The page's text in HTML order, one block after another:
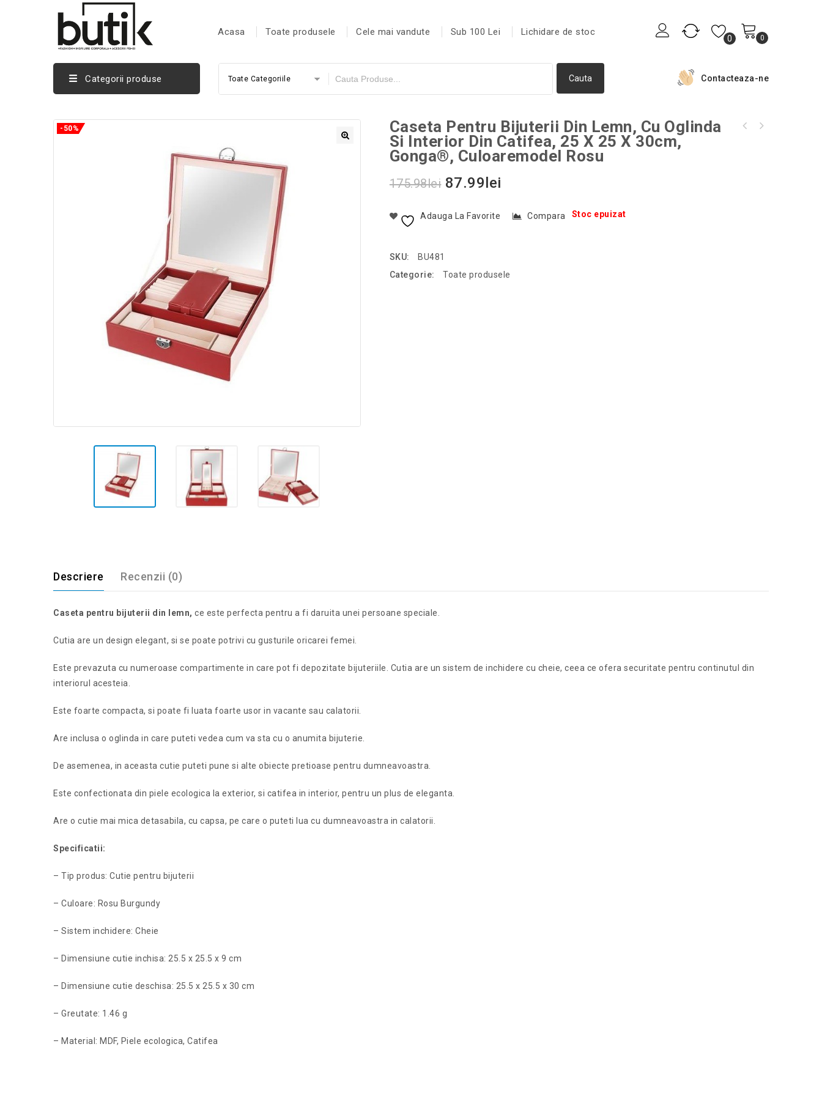
Acasa Toate produsele Cele mai vandute Sub 100 Lei Lichidare de stoc
0 0
Categorii produse Toate Categoriile Contacteaza-ne
-50%
Caseta Pentru Bijuterii Din Lemn, Cu Oglinda
Si Interior Din Catifea, 25 X 25 X 30cm,
Gonga®, Culoaremodel Rosu
175.98lei 87.99 lei
Stoc epuizat
Adauga La Favorite Compara
SKU:
BU481
Categorie:
Toate produsele
Descriere Recenzii (0)
Caseta pentru bijuterii din lemn, ce este perfecta pentru a fi daruita unei persoane speciale.
Cutia are un design elegant, si se poate potrivi cu gusturile oricarei femei.
Este prevazuta cu numeroase compartimente in care pot fi depozitate bijuteriile. Cutia are un sistem de inchidere cu cheie, ceea ce ofera securitate pentru continutul din
interiorul acesteia.
Este foarte compacta, si poate fi luata foarte usor in vacante sau calatorii.
Are inclusa o oglinda in care puteti vedea cum va sta cu o anumita bijuterie.
De asemenea, in aceasta cutie puteti pune si alte obiecte pretioase pentru dumneavoastra.
Este confectionata din piele ecologica la exterior, si catifea in interior, pentru un plus de eleganta.
Are o cutie mai mica detasabila, cu capsa, pe care o puteti lua cu dumneavoastra in calatorii.
Specificatii:
– Tip produs: Cutie pentru bijuterii
– Culoare: Rosu Burgundy
– Sistem inchidere: Cheie
– Dimensiune cutie inchisa: 25.5 x 25.5 x 9 cm
– Dimensiune cutie deschisa: 25.5 x 25.5 x 30 cm
– Greutate: 1.46 g
– Material: MDF, Piele ecologica, Catifea